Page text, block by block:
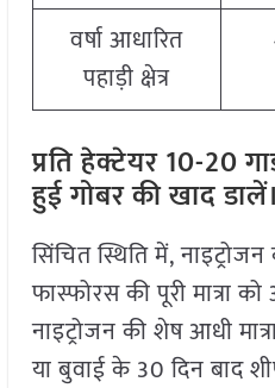
वर्षा आधारित
पहाड़ी क्षेत्र
प्रति हेक्टेयर 10-20
हुई गोबर की खाद डालें।
सिंचित स्थिति में,
फास्फोरस की पूरी मात्रा
नाइट्रोजन की शेष आधी
या बुवाई के 30 दिन बाद